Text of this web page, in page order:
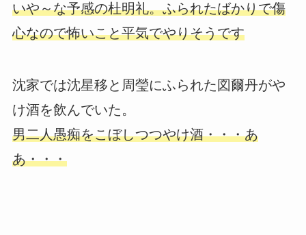
いや～な予感の杜明礼。ふられたばかりで傷
心なので怖いこと平気でやりそうです
沈家では沈星移と周瑩にふられた図爾丹がや
け酒を飲んでいた。
男二人愚痴をこぼしつつやけ酒・・・あ
あ・・・